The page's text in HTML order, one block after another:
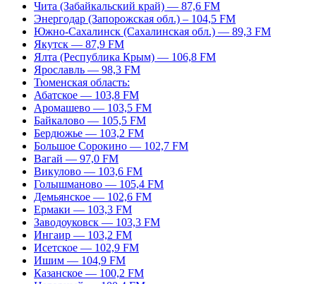
Чита (Забайкальский край) — 87,6 FM
Энергодар (Запорожская обл.) – 104,5 FM
Южно-Сахалинск (Сахалинская обл.) — 89,3 FM
Якутск — 87,9 FM
Ялта (Республика Крым) — 106,8 FM
Ярославль — 98,3 FM
Тюменская область:
Абатское — 103,8 FM
Аромашево — 103,5 FM
Байкалово — 105,5 FM
Бердюжье — 103,2 FM
Большое Сорокино — 102,7 FM
Вагай — 97,0 FM
Викулово — 103,6 FM
Голышманово — 105,4 FM
Демьянское — 102,6 FM
Ермаки — 103,3 FM
Заводоуковск — 103,3 FM
Ингаир — 103,2 FM
Исетское — 102,9 FM
Ишим — 104,9 FM
Казанское — 100,2 FM